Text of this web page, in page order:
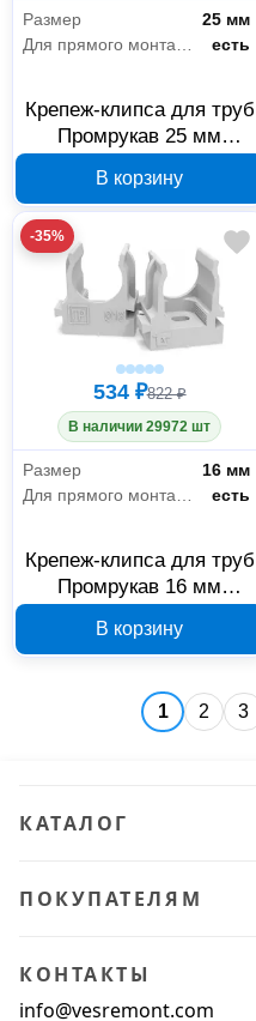
Специальный крепеж
Аксессуары и
Кабеленесущие системы
Электромонтажная
Сантехника
Водоснабжение и
Ручной инструмент
Спецодежда и СИЗ
Аксессуары
Строительные
Складское
Размер
25 мм
есть
Крепеж-клипса для труб
Промрукав 25 мм
В корзину
-35%
534 ₽822 ₽
В наличии 29972 шт
Размер
16 мм
есть
Крепеж-клипса для труб
Промрукав 16 мм
В корзину
1 2 3
КАТАЛОГ
ПОКУПАТЕЛЯМ
КОНТАКТЫ
info@vesremont.com